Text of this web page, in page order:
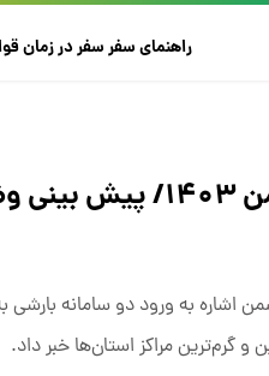
راهنمای سفرسفر در زمان
به ورود دو سامانه